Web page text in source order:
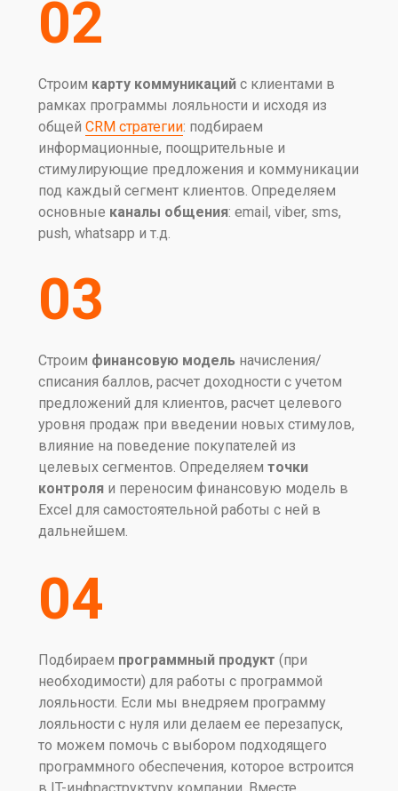
Строим карту коммуникаций с клиентами в
рамках программы лояльности и исходя из
общей CRM стратегии: подбираем
информационные, поощрительные и
стимулирующие предложения и коммуникации
под каждый сегмент клиентов. Определяем
основные каналы общения: email, viber, sms,
push, whatsapp и т.д.
02
Строим финансовую модель начисления/
списания баллов, расчет доходности с учетом
предложений для клиентов, расчет целевого
уровня продаж при введении новых стимулов,
влияние на поведение покупателей из
целевых сегментов. Определяем точки
контроля и переносим финансовую модель в
Excel для самостоятельной работы с ней в
дальнейшем.
03
Подбираем программный продукт (при
необходимости) для работы с программой
лояльности. Если мы внедряем программу
лояльности с нуля или делаем ее перезапуск,
то можем помочь с выбором подходящего
программного обеспечения, которое встроится
04